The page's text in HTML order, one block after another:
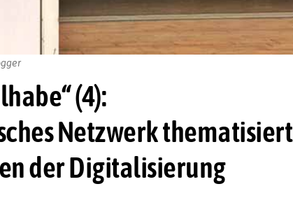
(4):
Netzwerk thematisiert
der Digitalisierung